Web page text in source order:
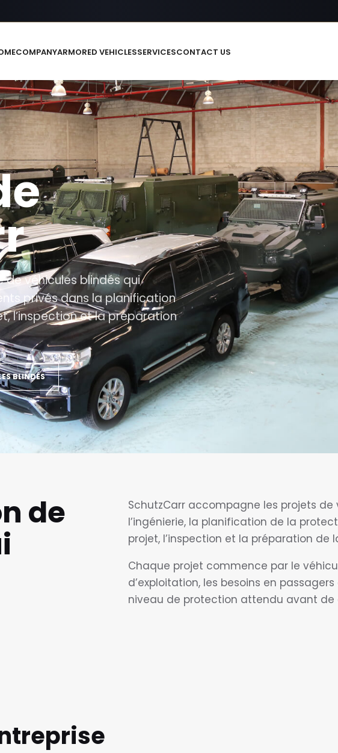
COMPANYARMORED VEHICLESSERVICESCONTACT US
de véhicules blindés qui
privés dans la planification
l’inspection et la préparation
BLINDÉS
de
SchutzCarr accompagne les projets
l’ingénierie, la planification de la
projet, l’inspection et la préparation de
Chaque projet commence par le
d’exploitation, les besoins en
niveau de protection attendu avant